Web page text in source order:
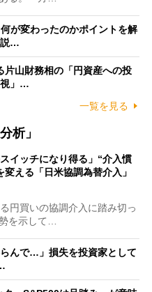
が変わったのかポイントを解
説…
片山財務相の「円資産への投
」…
一覧を見る
析」
イッチになり得る」“介入慣
える「日米協調為替介入」
円買いの協調介入に踏み切っ
を示して…
んで…」損失を投資家として